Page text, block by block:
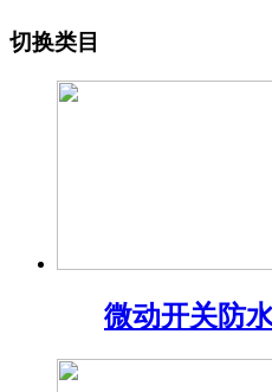
切换类目
微动开关防